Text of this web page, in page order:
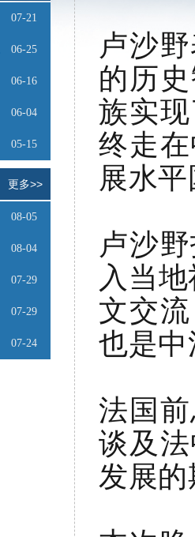
07-21
06-25
06-16
06-04
05-15
更多>>
08-05
08-04
07-29
07-29
07-24
卢沙
的历
族实
终走
展水
卢沙
入当
文交
也是
法国
谈及
发展